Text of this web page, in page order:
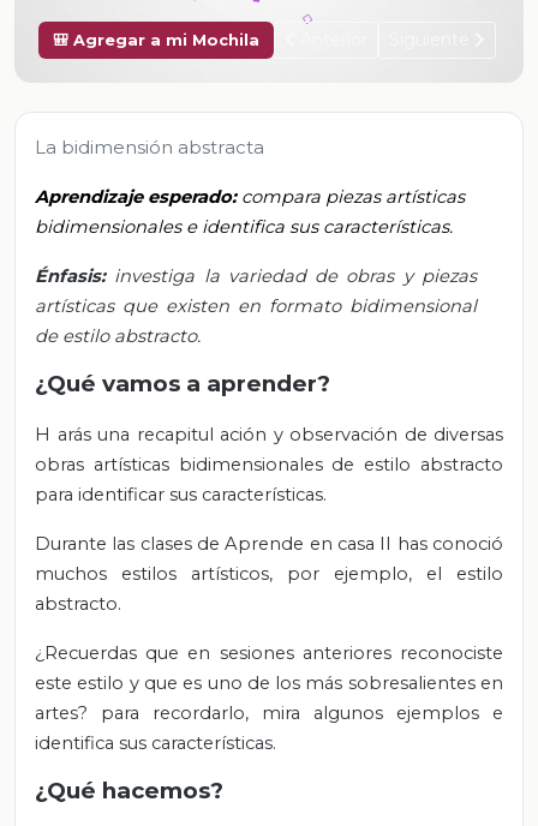
🎒 Agregar a mi Mochila
La bidimensión abstracta
Aprendizaje esperado: compara piezas artísticas
bidimensionales e identifica sus características.
Énfasis: investiga la variedad de obras y piezas
artísticas que existen en formato bidimensional
de estilo abstracto.
¿Qué vamos a aprender?
H arás una recapitul ación y observación de diversas
obras artísticas bidimensionales de estilo abstracto
para identificar sus características.
Durante las clases de Aprende en casa II has conoció
muchos estilos artísticos, por ejemplo, el estilo
abstracto.
¿Recuerdas que en sesiones anteriores reconociste
este estilo y que es uno de los más sobresalientes en
artes? para recordarlo, mira algunos ejemplos e
identifica sus características.
¿Qué hacemos?